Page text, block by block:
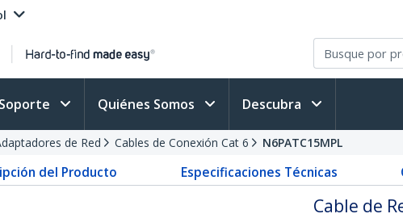
Soporte Quiénes Somos Descubra
de Red Cables de Conexión Cat 6 N6PATC15MPL
del Producto Especificaciones Técnicas
Cable de